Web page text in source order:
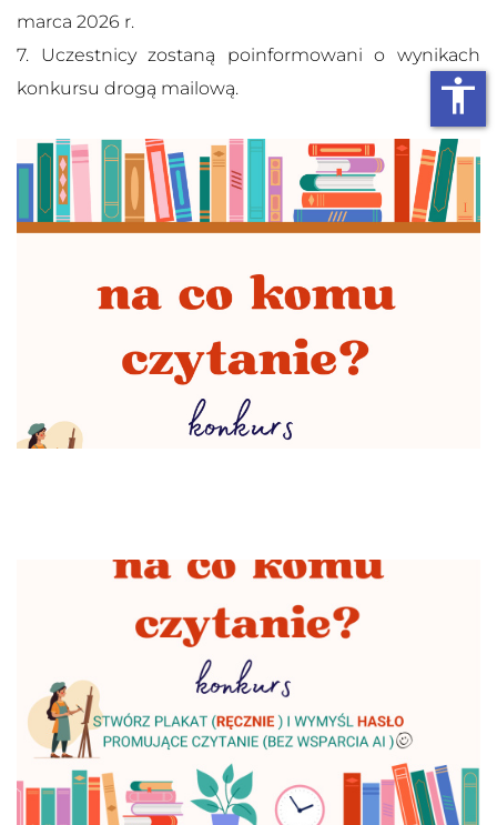
marca 2026 r.
7. Uczestnicy zostaną poinformowani o wynikach
konkursu drogą mailową.
accessibility